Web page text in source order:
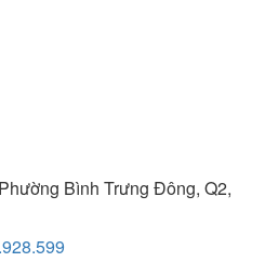
Bình Trưng Đông, Q2,